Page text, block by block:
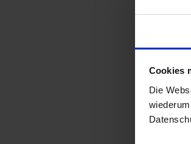
Cookies
Die